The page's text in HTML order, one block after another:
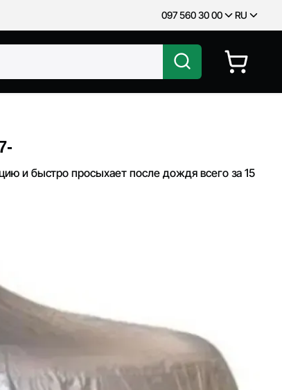
097 560 30 00 RU
и быстро просыхает после дождя всего за 15